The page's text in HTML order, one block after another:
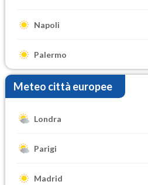
Napoli
Palermo
Meteo città europee
Londra
Parigi
Madrid